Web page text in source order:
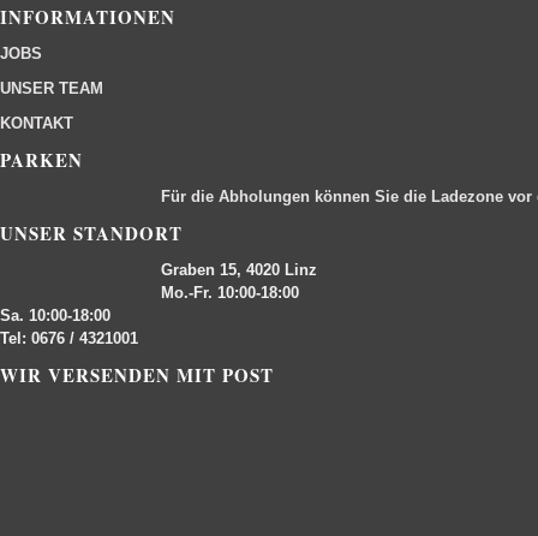
INFORMATIONEN
JOBS
UNSER TEAM
KONTAKT
PARKEN
Für die Abholungen können Sie die Ladezone
UNSER STANDORT
Graben 15, 4020 Linz
Mo.-Fr. 10:00-18:00
Sa. 10:00-18:00
Tel: 0676 / 4321001
WIR VERSENDEN MIT POST